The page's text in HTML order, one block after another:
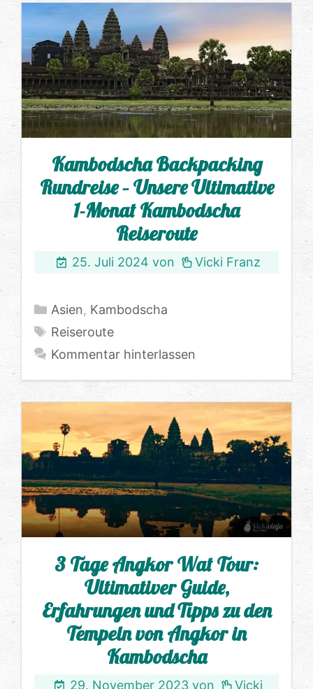
Kambodscha Backpacking
Rundreise – Unsere Ultimative
1-Monat Kambodscha
Reiseroute
25. Juli 2024 von Vicki Franz
Kategorien
Asien, Kambodscha
Schlagwörter
Reiseroute
Kommentar hinterlassen
3 Tage Angkor Wat Tour:
Ultimativer Guide,
Erfahrungen und Tipps zu den
Tempeln von Angkor in
Kambodscha
29. November 2023 von
Vicki